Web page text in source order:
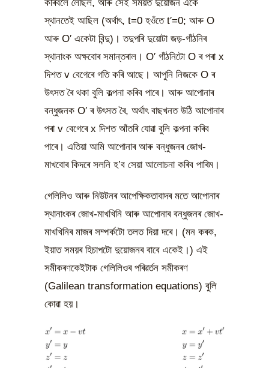
কৰিবলৈ লৈছিল, আৰু সেই সময়ত দুয়োজন একে
স্থানতেই আছিল (অৰ্থাৎ, t=0 হওঁতে t′=0; আৰু O
আৰু O′ একেটা বিন্দু)। তদুপৰি দুয়োটা জড়-গাঁঠনিৰ
স্থানাংক অক্ষবোৰ সমান্তৰাল। O′ গাঁঠনিটো O ৰ পৰা x
দিশত v বেগেৰে গতি কৰি আছে। আপুনি নিজকে O ৰ
উৎসত ৰৈ থকা বুলি কল্পনা কৰিব পাৰে। আৰু আপোনাৰ
বন্ধুজনক O′ ৰ উৎসত ৰৈ, অৰ্থাৎ বাছখনত উঠি আপোনাৰ
পৰা v বেগেৰে x দিশত আঁতৰি যোৱা বুলি কল্পনা কৰিব
পাৰে। এতিয়া আমি আপোনাৰ আৰু বন্ধুজনৰ জোখ-
মাখবোৰ কিদৰে সলনি হ’ব সেয়া আলোচনা কৰিব পাৰিম।
গেলিলিও আৰু নিউটনৰ আপেক্ষিকতাবাদৰ মতে আপোনাৰ
স্থানাংকৰ জোখ-মাখখিনি আৰু আপোনাৰ বন্ধুজনৰ জোখ-
মাখখিনিৰ মাজৰ সম্পৰ্কটো তলত দিয়া দৰে। (মন কৰক,
ইয়াত সময়ৰ হিচাপটো দুয়োজনৰ বাবে একেই।) এই
সমীকৰণকেইটাক গেলিলিওৰ পৰিৱৰ্তন সমীকৰণ
(Galilean transformation equations) বুলি
কোৱা হয়।